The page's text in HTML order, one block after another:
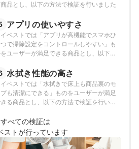
品とし、以下の方法で検証を行いました
アプリの使いやすさ
ベストでは「アプリが高機能でスマホひ
つで掃除設定をコントロールしやすい」も
ユーザーが満足できる商品とし、以下の
水拭き性能の高さ
ベストでは「水拭きで床上も商品裏のモ
プも清潔にできる」ものをユーザーが満足
る商品とし、以下の方法で検証を行いま
すべての検証は
ストが行っています